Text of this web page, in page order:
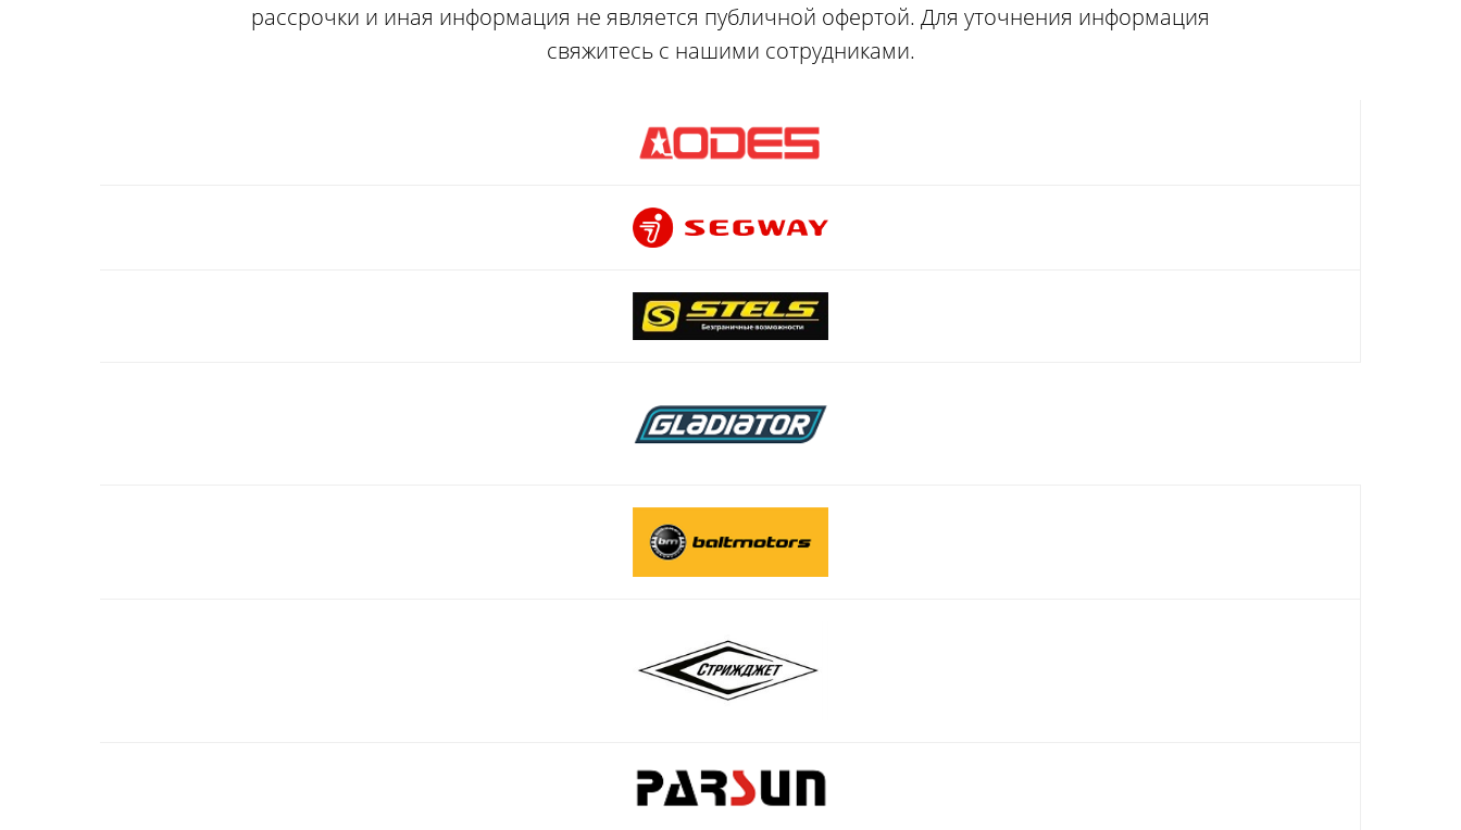
рассрочки и иная информация не является публичной офертой. Для уточнения информация
свяжитесь с нашими сотрудниками.